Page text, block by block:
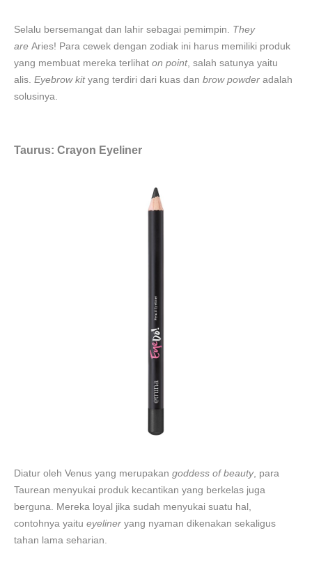
Selalu bersemangat dan lahir sebagai pemimpin. They
are Aries! Para cewek dengan zodiak ini harus memiliki produk
yang membuat mereka terlihat on point, salah satunya yaitu
alis. Eyebrow kityang terdiri dari kuas dan brow powder adalah
solusinya.
Taurus: Crayon Eyeliner
Diatur oleh Venus yang merupakan goddess of beauty, para
Taurean menyukai produk kecantikan yang berkelas juga
berguna. Mereka loyal jika sudah menyukai suatu hal,
contohnya yaitu eyeliner yang nyaman dikenakan sekaligus
tahan lama seharian.